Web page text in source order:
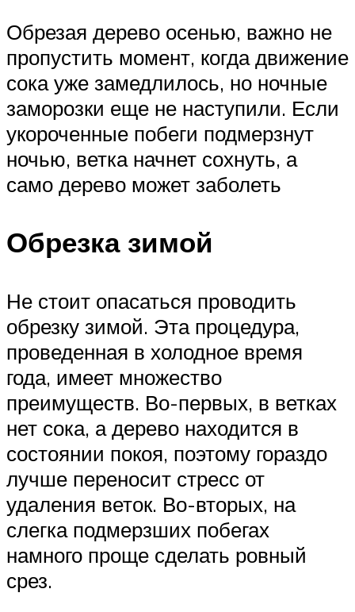
Обрезая дерево осенью, важно не
пропустить момент, когда движение
сока уже замедлилось, но ночные
заморозки еще не наступили. Если
укороченные побеги подмерзнут
ночью, ветка начнет сохнуть, а
само дерево может заболеть
Обрезка зимой
Не стоит опасаться проводить
обрезку зимой. Эта процедура,
проведенная в холодное время
года, имеет множество
преимуществ. Во-первых, в ветках
нет сока, а дерево находится в
состоянии покоя, поэтому гораздо
лучше переносит стресс от
удаления веток. Во-вторых, на
слегка подмерзших побегах
намного проще сделать ровный
срез.